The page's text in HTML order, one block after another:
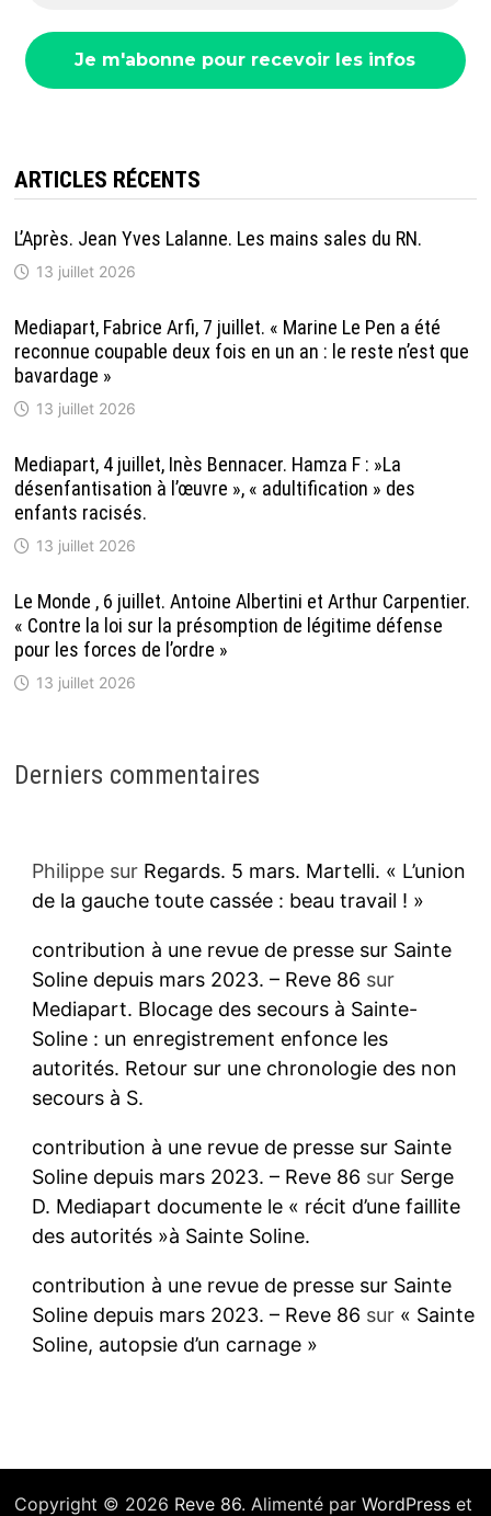
ARTICLES RÉCENTS
L’Après. Jean Yves Lalanne. Les mains sales du RN.
13 juillet 2026
Mediapart, Fabrice Arfi, 7 juillet. « Marine Le Pen a été
reconnue coupable deux fois en un an : le reste n’est que
bavardage »
13 juillet 2026
Mediapart, 4 juillet, Inès Bennacer. Hamza F : »La
désenfantisation à l’œuvre », « adultification » des
enfants racisés.
13 juillet 2026
Le Monde , 6 juillet. Antoine Albertini et Arthur Carpentier.
« Contre la loi sur la présomption de légitime défense
pour les forces de l’ordre »
13 juillet 2026
Derniers commentaires
Philippesur Regards. 5 mars. Martelli. « L’union
de la gauche toute cassée : beau travail ! »
contribution à une revue de presse sur Sainte
Soline depuis mars 2023. – Reve 86 sur
Mediapart. Blocage des secours à Sainte-
Soline : un enregistrement enfonce les
autorités. Retour sur une chronologie des non
secours à S.
contribution à une revue de presse sur Sainte
Soline depuis mars 2023. – Reve 86 sur Serge
D. Mediapart documente le « récit d’une faillite
des autorités »à Sainte Soline.
contribution à une revue de presse sur Sainte
Soline depuis mars 2023. – Reve 86 sur « Sainte
Soline, autopsie d’un carnage »
Copyright © 2026 Reve 86. Alimenté par WordPresset